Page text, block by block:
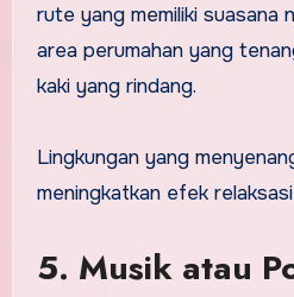
rute yang memiliki suasana
area perumahan yang
kaki yang rindang.
Lingkungan yang
meningkatkan efek
5. Musik atau